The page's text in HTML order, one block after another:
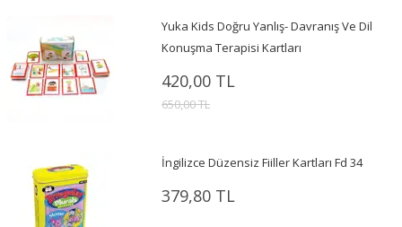
Yuka Kids Doğru Yanlış- Davranış Ve Dil
Konuşma Terapisi Kartları
420,00 TL
650,00 TL
İngilizce Düzensiz Fiiller Kartları Fd 34
379,80 TL